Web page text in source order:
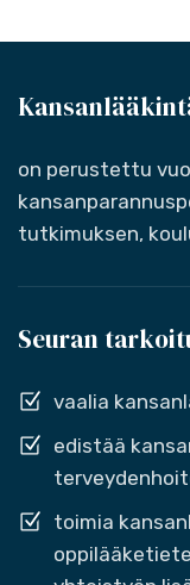
on perustettu
tutkimuksen,
Seuran
vaalia
edistää
toimia